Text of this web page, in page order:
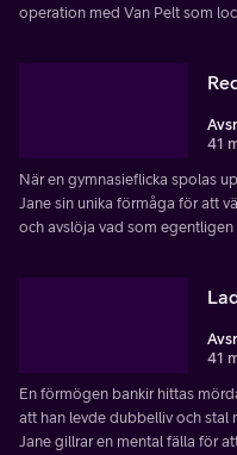
operation med Van Pelt som
41
När en gymnasieflicka spolas
Jane sin unika förmåga för att
och avslöja vad som egentligen
41
En förmögen bankir hittas
att han levde dubbelliv och stal
Jane gillrar en mental fälla för